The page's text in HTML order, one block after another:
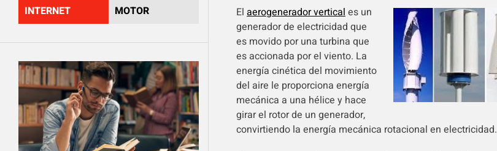
INTERNET MOTOR El aerogenerador verticales un
generador de electricidad que
es movido por una turbina que
es accionada por el viento. La
energía cinética del movimiento
del aire le proporciona energía
mecánica a una hélice y hace
girar el rotor de un generador,
convirtiendo la energía mecánica rotacional en electricidad.